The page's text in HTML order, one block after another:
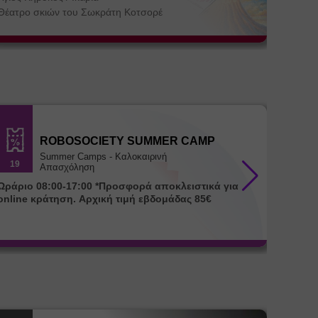
σκιών του Σωκράτη Κοτσορέ
19
ROBOSOCIETY SUMMER CAMP
Summer Camps - Καλοκαιρινή
Απασχόληση
08:00-17:00 *Προσφορά αποκλειστικά για
κράτηση. Αρχική τιμή εβδομάδας 85€